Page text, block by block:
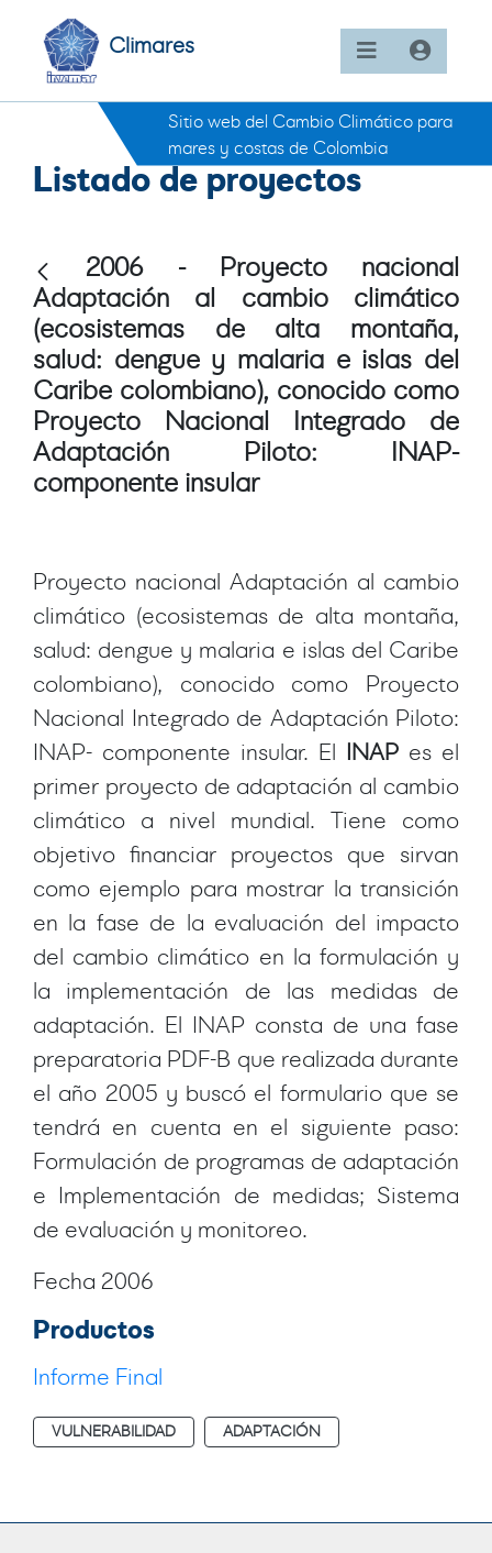
Climares
Sitio web del Cambio Climático para
mares y costas de Colombia
Listado de proyectos
2006 - Proyecto nacional
Adaptación al cambio climático
(ecosistemas de alta montaña,
salud: dengue y malaria e islas del
Caribe colombiano), conocido como
Proyecto Nacional Integrado de
Adaptación Piloto: INAP-
componente insular
Proyecto nacional Adaptación al cambio
climático (ecosistemas de alta montaña,
salud: dengue y malaria e islas del Caribe
colombiano), conocido como Proyecto
Nacional Integrado de Adaptación Piloto:
INAP- componente insular. El INAP es el
primer proyecto de adaptación al cambio
climático a nivel mundial. Tiene como
objetivo financiar proyectos que sirvan
como ejemplo para mostrar la transición
en la fase de la evaluación del impacto
del cambio climático en la formulación y
la implementación de las medidas de
adaptación. El INAP consta de una fase
preparatoria PDF-B que realizada durante
el año 2005 y buscó el formulario que se
tendrá en cuenta en el siguiente paso:
Formulación de programas de adaptación
e Implementación de medidas; Sistema
de evaluación y monitoreo.
Fecha 2006
Productos
Informe Final
VULNERABILIDAD ADAPTACIÓN